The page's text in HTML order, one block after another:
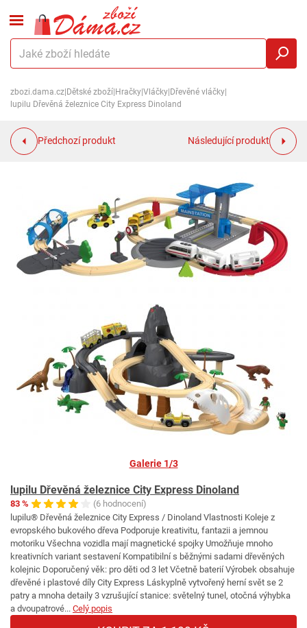
zbozi.dama.cz Dětské zboží Hračky Vláčky Dřevěné vláčky
lupilu Dřevěná železnice City Express Dinoland
Předchozí produkt Následující produkt
Galerie 1/3
lupilu Dřevěná železnice City Express Dinoland
83 %
(6 hodnocení)
lupilu® Dřevěná železnice City Express / Dinoland Vlastnosti Koleje z
evropského bukového dřeva Podporuje kreativitu, fantazii a jemnou
motoriku Všechna vozidla mají magnetické spojky Umožňuje mnoho
kreativních variant sestavení Kompatibilní s běžnými sadami dřevěných
kolejnic Doporučený věk: pro děti od 3 let Včetně baterií Výrobek obsahuje
dřevěné i plastové díly City Express Láskyplně vytvořený herní svět se 2
patry a mnoha detaily 3 vzrušující stanice: světelný tunel, otočná výhybka
a dvoupatrové... Celý popis